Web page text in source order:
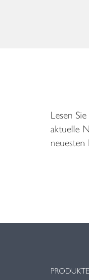
Lesen
aktuelle
PRODUKTE